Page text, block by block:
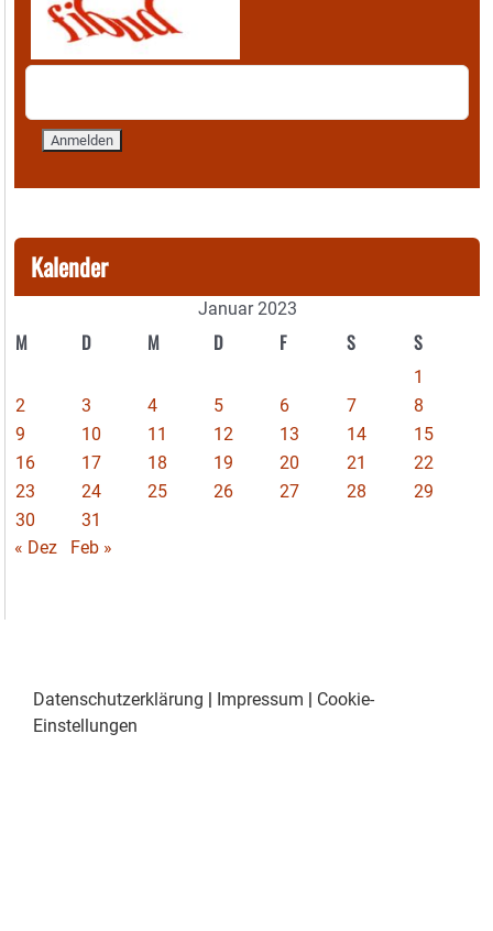
Kalender
Januar 2023
M D M D F S S
1
2
3 4 5 6 7
8
9
10 11 12 13 14
15
16
17 18 19 20 21
22
23
24 25 26 27 28
29
30
31
« Dez
Feb »
Datenschutzerklärung | Impressum | Cookie-
Einstellungen